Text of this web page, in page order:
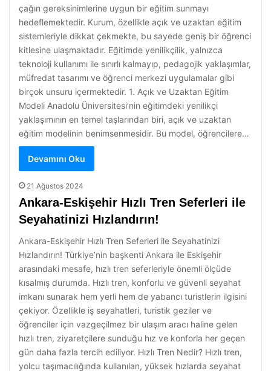
çağın gereksinimlerine uygun bir eğitim sunmayı
hedeflemektedir. Kurum, özellikle açık ve uzaktan eğitim
sistemleriyle dikkat çekmekte, bu sayede geniş bir öğrenci
kitlesine ulaşmaktadır. Eğitimde yenilikçilik, yalnızca
teknoloji kullanımı ile sınırlı kalmayıp, pedagojik yaklaşımlar,
müfredat tasarımı ve öğrenci merkezi uygulamalar gibi
birçok unsuru içermektedir. 1. Açık ve Uzaktan Eğitim
Modeli Anadolu Üniversitesi’nin eğitimdeki yenilikçi
yaklaşımının en temel taşlarından biri, açık ve uzaktan
eğitim modelinin benimsenmesidir. Bu model, öğrencilere…
Devamını Oku
21 Ağustos 2024
Ankara-Eskişehir Hızlı Tren Seferleri ile
Seyahatinizi Hızlandırın!
Ankara-Eskişehir Hızlı Tren Seferleri ile Seyahatinizi
Hızlandırın! Türkiye’nin başkenti Ankara ile Eskişehir
arasındaki mesafe, hızlı tren seferleriyle önemli ölçüde
kısalmış durumda. Hızlı tren, konforlu ve güvenli seyahat
imkanı sunarak hem yerli hem de yabancı turistlerin ilgisini
çekiyor. Özellikle iş seyahatleri, turistik geziler ve
öğrenciler için vazgeçilmez bir ulaşım aracı haline gelen
hızlı tren, ziyaretçilere sunduğu hız ve konforla her geçen
gün daha fazla tercih ediliyor. Hızlı Tren Nedir? Hızlı tren,
yolcu taşımacılığında kullanılan, yüksek hızlarda seyahat